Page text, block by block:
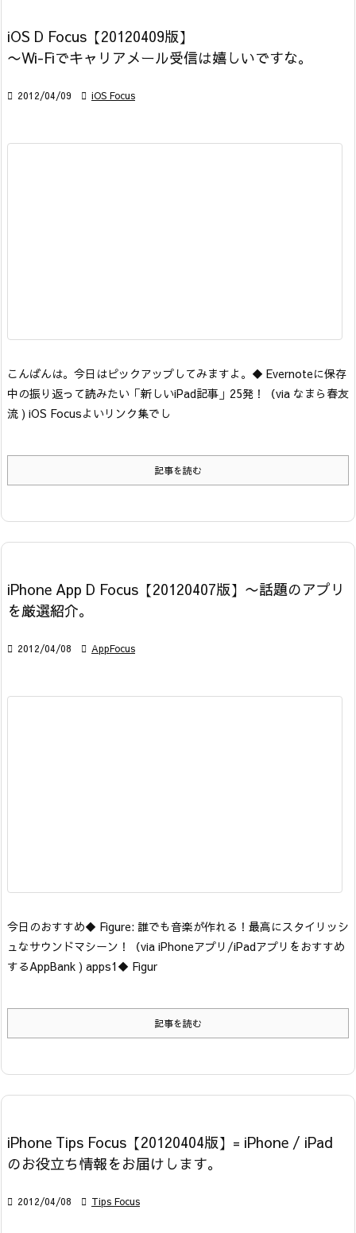
iOS D Focus【20120409版】
〜Wi-Fiでキャリアメール受信は嬉しいですな。
 2012/04/09  iOS Focus
こんばんは。今日はピックアップしてみますよ。 ◆ Evernoteに保存
中の振り返って読みたい「新しいiPad記事」25発！
（via なまら春友
流 ) iOS Focusよいリンク集でし
記事を読む
iPhone App D Focus【20120407版】〜話題のアプリ
を厳選紹介。
 2012/04/08  AppFocus
今日のおすすめ◆ Figure: 誰でも音楽が作れる！最高にスタイリッシ
ュなサウンドマシーン！
（via iPhoneアプリ/iPadアプリをおすすめ
するAppBank ) apps1 ◆ Figur
記事を読む
iPhone Tips Focus【20120404版】= iPhone / iPad
のお役立ち情報をお届けします。
 2012/04/08  Tips Focus